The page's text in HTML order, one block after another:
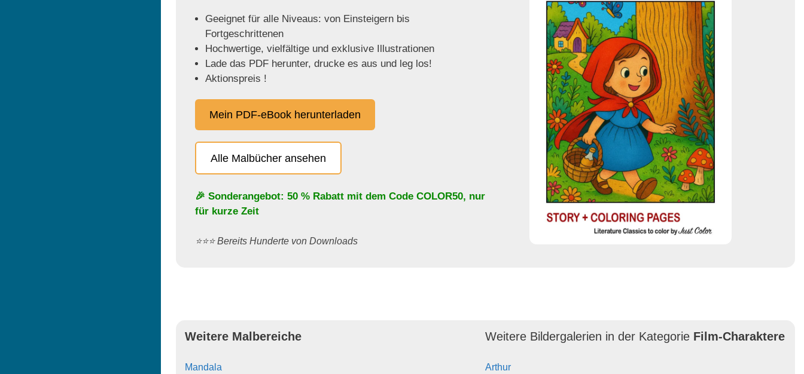
Geeignet für alle Niveaus: von Einsteigern bis
Fortgeschrittenen
Hochwertige, vielfältige und exklusive Illustrationen
Lade das PDF herunter, drucke es aus und leg los!
Aktionspreis !
Mein PDF-eBook herunterladen
Alle Malbücher ansehen
🎉 Sonderangebot: 50 % Rabatt mit dem Code COLOR50, nur
für kurze Zeit
⭐️⭐️⭐️ Bereits Hunderte von Downloads
Weitere Malbereiche
Mandala
Weitere Bildergalerien in der Kategorie Film-Charaktere
Arthur